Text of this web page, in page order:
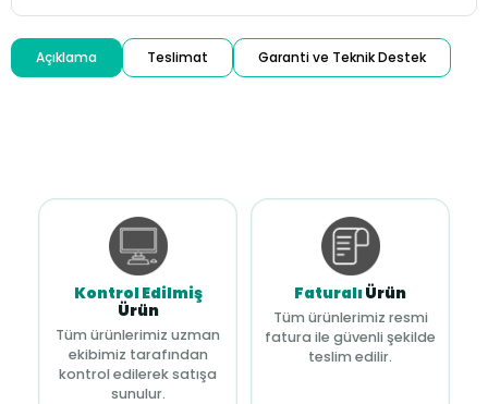
Açıklama Teslimat Garanti ve Teknik Destek
Kontrol Edilmiş
Ürün
Tüm ürünlerimiz uzman
ekibimiz tarafından
kontrol edilerek satışa
sunulur.
FaturalıÜrün
Tüm ürünlerimiz resmi
fatura ile güvenli şekilde
teslim edilir.